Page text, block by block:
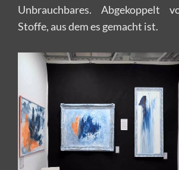
Unbrauchbares. Abgekoppelt
Stoffe, aus dem es gemacht ist.